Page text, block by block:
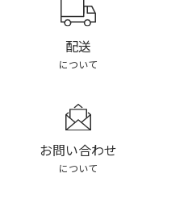
配送
について
お問い合わせ
について